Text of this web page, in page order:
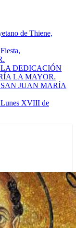
de Thiene,
LA DEDICACIÓN
LA MAYOR.
SAN JUAN MARÍA
Lunes XVIII de